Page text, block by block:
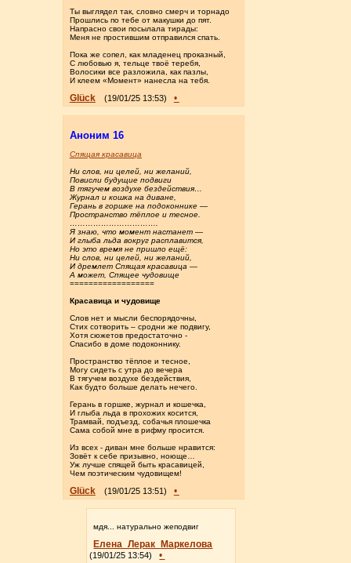
Ты выглядел так, словно смерч и торнадо
Прошлись по тебе от макушки до пят.
Напрасно свои посылала тирады:
Меня не простившим отправился спать.
Пока же сопел, как младенец проказный,
С любовью я, тельце твоё теребя,
Волосики все разложила, как пазлы,
И клеем «Момент» нанесла на тебя.
Glück (19/01/25 13:53) •
Аноним 16
Спящая красавица
Ни слов, ни целей, ни желаний,
Повисли будущие подвиги
В тягучем воздухе бездействия…
Журнал и кошка на диване,
Герань в горшке на подоконнике —
Пространство тёплое и тесное.
…………………………….
Я знаю, что момент настанет —
И глыба льда вокруг расплавится,
Но это время не пришло ещё:
Ни слов, ни целей, ни желаний,
И дремлет Спящая красавица —
А может, Спящее чудовище
==================
Красавица и чудовище
Слов нет и мысли беспорядочны,
Стих сотворить – сродни же подвигу,
Хотя сюжетов предостаточно -
Спасибо в доме подоконнику.
Пространство тёплое и тесное,
Могу сидеть с утра до вечера
В тягучем воздухе бездействия,
Как будто больше делать нечего.
Герань в горшке, журнал и кошечка,
И глыба льда в прохожих косится,
Трамвай, подъезд, собачья плошечка
Сама собой мне в рифму просится.
Из всех - диван мне больше нравится:
Зовёт к себе призывно, ноюще…
Уж лучше спящей быть красавицей,
Чем поэтическим чудовищем!
Glück (19/01/25 13:51) •
мдя... натурально жеподвиг
Елена_Лерак_Маркелова
(19/01/25 13:54) •